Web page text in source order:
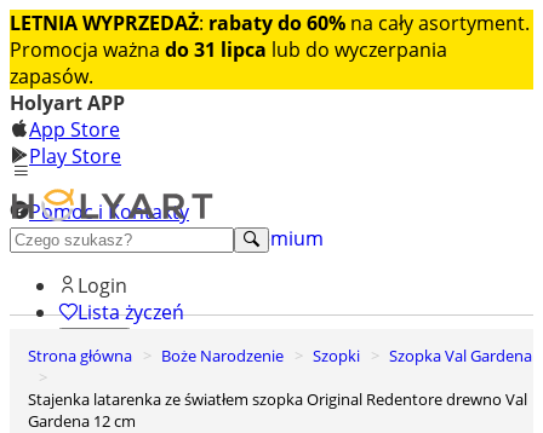
LETNIA WYPRZEDAŻ: rabaty do 60% na cały asortyment.
Promocja ważna do 31 lipca lub do wyczerpania
zapasów.
Holyart APP
App Store
Play Store
Pomoc i Kontakty
+48 222 922 860
Odkryj premium
Login
Lista życzeń
0
Strona główna Boże Narodzenie Szopki
Szopka Val Gardena
Stajenka latarenka ze światłem szopka Original Redentore drewno Val
Gardena 12 cm